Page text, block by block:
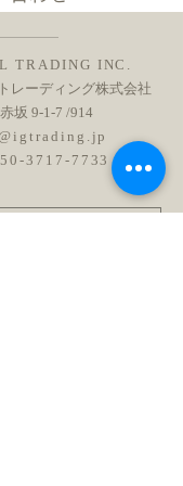
TRADING INC.
レーディング株式会社
坂 9-1-7 /914
3717-7733